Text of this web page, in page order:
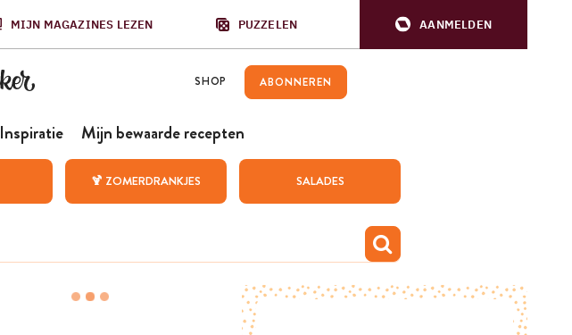
MIJN MAGAZINES LEZEN PUZZELEN AANMELDEN
SHOP ABONNEREN
Inspiratie Mijn bewaarde recepten
🍹 ZOMERDRANKJES SALADES